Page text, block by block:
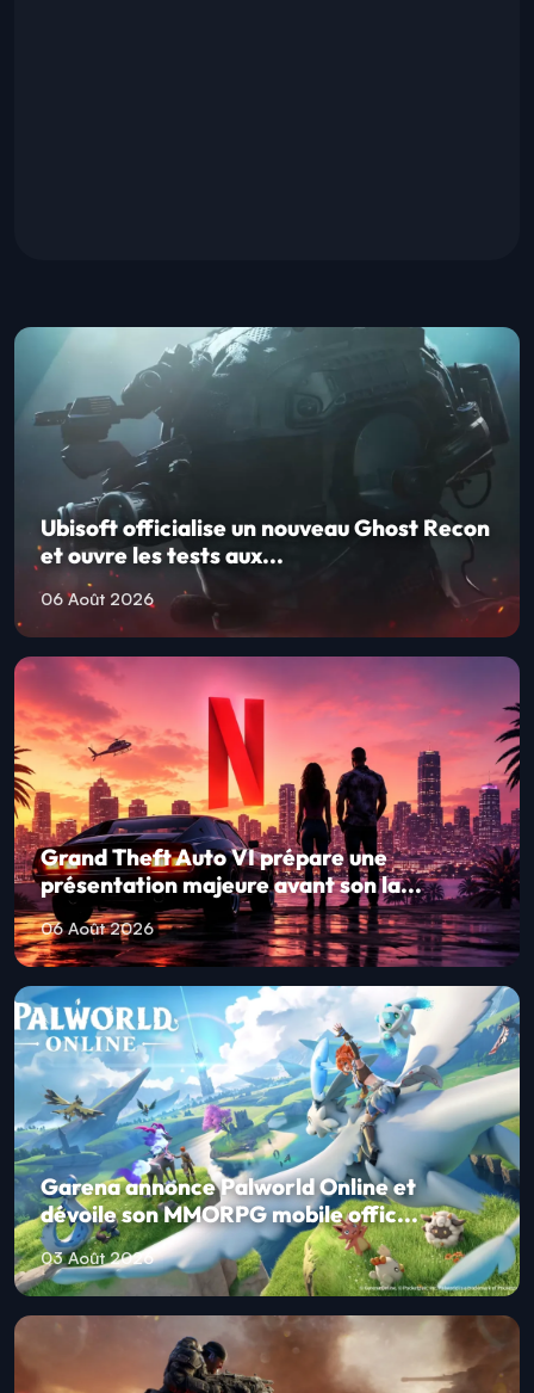
Ubisoft officialise un nouveau Ghost Recon
et ouvre les tests aux...
06 Août 2026
Grand Theft Auto VI prépare une
présentation majeure avant son la...
06 Août 2026
Garena annonce Palworld Online et
dévoile son MMORPG mobile offic...
03 Août 2026